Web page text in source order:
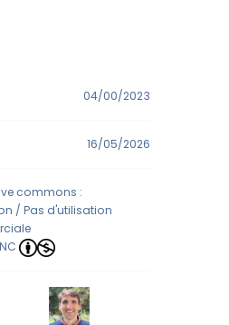
04/00/2023
16/05/2026
commons :
/ Pas d'utilisation